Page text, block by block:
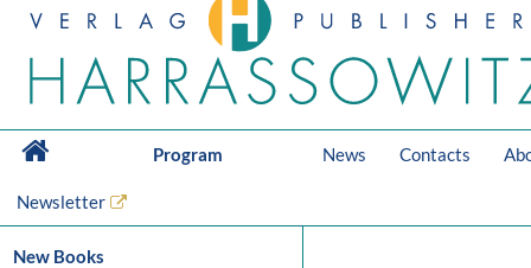
Program News Contacts
Newsletter
New Books